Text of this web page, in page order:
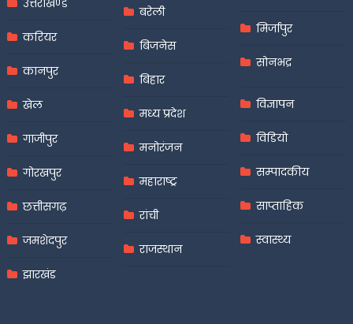
उत्तराखण्ड
करियर
कानपुर
खेल
गाजीपुर
गोरखपुर
छत्तीसगढ़
जमशेदपुर
झारखंड
बरेली
बिजनेस
बिहार
मध्य प्रदेश
मनोरंजन
महाराष्ट्र
रांची
राजस्थान
मिर्जापुर
सोनभद्र
विज्ञापन
विडियो
सम्पादकीय
साप्ताहिक
स्वास्थ्य